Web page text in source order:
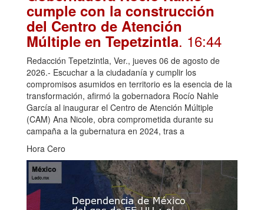
cumple con la construcción
del Centro de Atención
Múltiple en Tepetzintla. 16:44
Redacción Tepetzintla, Ver., jueves 06 de agosto de
2026.- Escuchar a la ciudadanía y cumplir los
compromisos asumidos en territorio es la esencia de la
transformación, afirmó la gobernadora Rocío Nahle
García al inaugurar el Centro de Atención Múltiple
(CAM) Ana Nicole, obra comprometida durante su
campaña a la gubernatura en 2024, tras a
Hora Cero